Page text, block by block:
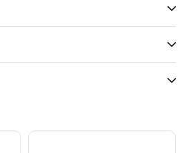
ince hem kalın kumaşlarda
elde etmenizi kolaylaştırır.